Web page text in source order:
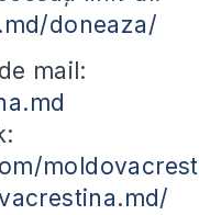
doneaza/
mail: